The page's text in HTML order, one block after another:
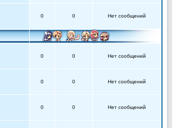
0 0 Нет сообщений
0 0 Нет сообщений
0 0 Нет сообщений
0 0 Нет сообщений